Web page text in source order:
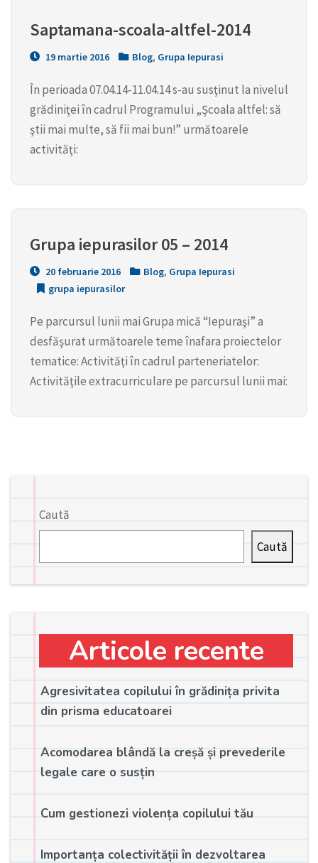
Saptamana-scoala-altfel-2014
19 martie 2016 Blog, Grupa Iepurasi
În perioada 07.04.14-11.04.14 s-au susţinut la nivelul
grădiniţei în cadrul Programului „Şcoala altfel: să
ştii mai multe, să fii mai bun!” următoarele
activităţi:
Grupa iepurasilor 05 – 2014
20 februarie 2016 Blog, Grupa Iepurasi
grupa iepurasilor
Pe parcursul lunii mai Grupa mică “Iepuraşi” a
desfăşurat următoarele teme înafara proiectelor
tematice: Activităţi în cadrul parteneriatelor:
Activităţile extracurriculare pe parcursul lunii mai:
Caută
Caută
Articole recente
Agresivitatea copilului în grădinița privita
din prisma educatoarei
Acomodarea blândă la creșă și prevederile
legale care o susțin
Cum gestionezi violența copilului tău
Importanța colectivității în dezvoltarea